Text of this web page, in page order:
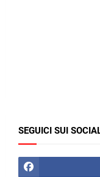
SEGUICI SUI